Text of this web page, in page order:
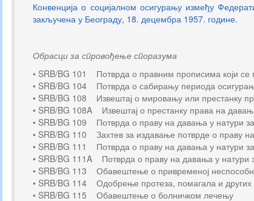
Конвенција о социјалном осигурању између
закључена у Београду, 18. децембра 1957. године.
Обрасци за спровођење споразума
• SRB/BG 101 Потврда о правним прописима који се
• SRB/BG 104 Потврда о сабирању периода
• SRB/BG 108 Извештај о мировању или престанку
• SRB/BG 108A Извештај о престанку права на
• SRB/BG 109 Потврда о праву на давања у натури
• SRB/BG 110 Захтев за издавање потврде о праву
• SRB/BG 111 Потврда о праву на давања у натури
• SRB/BG 111A Потврда о праву на давања у натури
• SRB/BG 113 Обавештење о привременој
• SRB/BG 114 Одобрење протеза, помагала и других
• SRB/BG 115 Обавештење о болничком лечењу